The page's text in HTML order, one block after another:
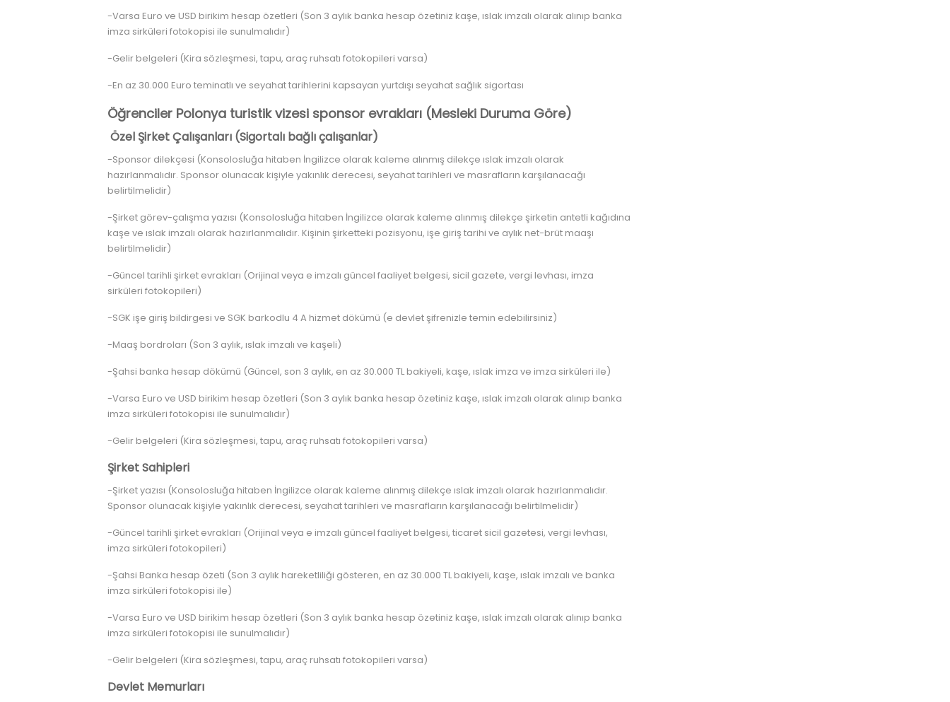
-Varsa Euro ve USD birikim hesap özetleri (Son 3 aylık banka hesap özetiniz kaşe, ıslak imzalı olarak alınıp banka
imza sirküleri fotokopisi ile sunulmalıdır)
-Gelir belgeleri (Kira sözleşmesi, tapu, araç ruhsatı fotokopileri varsa)
-En az 30.000 Euro teminatlı ve seyahat tarihlerini kapsayan yurtdışı seyahat sağlık sigortası
Öğrenciler Polonya turistik vizesi sponsor evrakları (Mesleki Duruma Göre)
Özel Şirket Çalışanları (Sigortalı bağlı çalışanlar)
-Sponsor dilekçesi (Konsolosluğa hitaben İngilizce olarak kaleme alınmış dilekçe ıslak imzalı olarak
hazırlanmalıdır. Sponsor olunacak kişiyle yakınlık derecesi, seyahat tarihleri ve masrafların karşılanacağı
belirtilmelidir)
-Şirket görev-çalışma yazısı (Konsolosluğa hitaben İngilizce olarak kaleme alınmış dilekçe şirketin antetli kağıdına
kaşe ve ıslak imzalı olarak hazırlanmalıdır. Kişinin şirketteki pozisyonu, işe giriş tarihi ve aylık net-brüt maaşı
belirtilmelidir)
-Güncel tarihli şirket evrakları (Orijinal veya e imzalı güncel faaliyet belgesi, sicil gazete, vergi levhası, imza
sirküleri fotokopileri)
-SGK işe giriş bildirgesi ve SGK barkodlu 4 A hizmet dökümü (e devlet şifrenizle temin edebilirsiniz)
-Maaş bordroları (Son 3 aylık, ıslak imzalı ve kaşeli)
-Şahsi banka hesap dökümü (Güncel, son 3 aylık, en az 30.000 TL bakiyeli, kaşe, ıslak imza ve imza sirküleri ile)
-Varsa Euro ve USD birikim hesap özetleri (Son 3 aylık banka hesap özetiniz kaşe, ıslak imzalı olarak alınıp banka
imza sirküleri fotokopisi ile sunulmalıdır)
-Gelir belgeleri (Kira sözleşmesi, tapu, araç ruhsatı fotokopileri varsa)
Şirket Sahipleri
-Şirket yazısı (Konsolosluğa hitaben İngilizce olarak kaleme alınmış dilekçe ıslak imzalı olarak hazırlanmalıdır.
Sponsor olunacak kişiyle yakınlık derecesi, seyahat tarihleri ve masrafların karşılanacağı belirtilmelidir)
-Güncel tarihli şirket evrakları (Orijinal veya e imzalı güncel faaliyet belgesi, ticaret sicil gazetesi, vergi levhası,
imza sirküleri fotokopileri)
-Şahsi Banka hesap özeti (Son 3 aylık hareketliliği gösteren, en az 30.000 TL bakiyeli, kaşe, ıslak imzalı ve banka
imza sirküleri fotokopisi ile)
-Varsa Euro ve USD birikim hesap özetleri (Son 3 aylık banka hesap özetiniz kaşe, ıslak imzalı olarak alınıp banka
imza sirküleri fotokopisi ile sunulmalıdır)
-Gelir belgeleri (Kira sözleşmesi, tapu, araç ruhsatı fotokopileri varsa)
Devlet Memurları